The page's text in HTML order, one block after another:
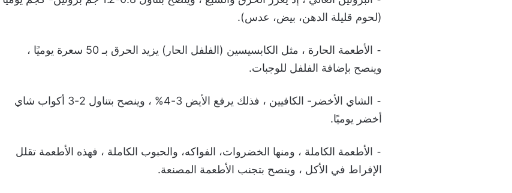
(لحوم قليلة الدهن، بيض، عدس).
⁃ الأطعمة الحارة ، مثل الكابسيسين (الفلفل الحار) يزيد الحرق بـ 50 سعرة يوميًا ،
وينصح بإضافة الفلفل للوجبات.
⁃ الشاي الأخضر- الكافيين ، فذلك يرفع الأيض 3-4% ، وينصح بتناول 2-3 أكواب شاي
أخضر يوميًا.
⁃ الأطعمة الكاملة ، ومنها الخضروات، الفواكه، والحبوب الكاملة ، فهذه الأطعمة تقلل
الإفراط في الأكل ، وينصح بتجنب الأطعمة المصنعة.